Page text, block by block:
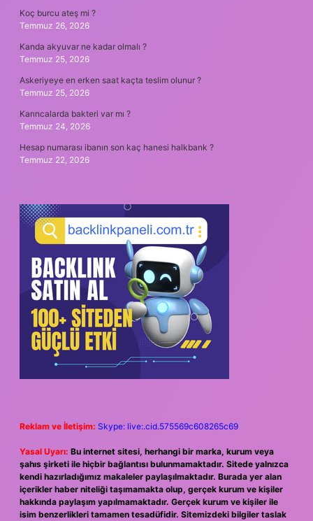
Koç burcu ateş mi ?
Temmuz 26, 2026
Kanda akyuvar ne kadar olmalı ?
Temmuz 25, 2026
Askeriyeye en erken saat kaçta teslim olunur ?
Temmuz 25, 2026
Karıncalarda bakteri var mı ?
Temmuz 24, 2026
Hesap numarası ibanın son kaç hanesi halkbank ?
Temmuz 22, 2026
Reklam ve İletişim: Skype: live:.cid.575569c608265c69
Yasal Uyarı: Bu internet sitesi, herhangi bir marka, kurum veya
şahıs şirketi ile hiçbir bağlantısı bulunmamaktadır. Sitede yalnızca
kendi hazırladığımız makaleler paylaşılmaktadır. Burada yer alan
içerikler haber niteliği taşımamakta olup, gerçek kurum ve kişiler
hakkında paylaşım yapılmamaktadır. Gerçek kurum ve kişiler ile
isim benzerlikleri tamamen tesadüfidir. Sitemizdeki bilgiler taslak